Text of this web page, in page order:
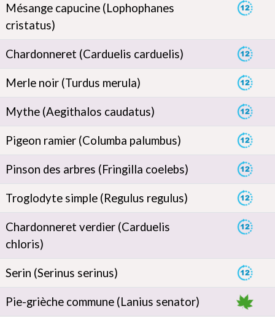
Mésange capucine (Lophophanes
cristatus)
Chardonneret (Carduelis carduelis)
Merle noir (Turdus merula)
Mythe (Aegithalos caudatus)
Pigeon ramier (Columba palumbus)
Pinson des arbres (Fringilla coelebs)
Troglodyte simple (Regulus regulus)
Chardonneret verdier (Carduelis
chloris)
Serin (Serinus serinus)
Pie-grièche commune (Lanius senator)